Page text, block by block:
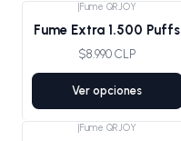
Fume QRJOY
Fume Extra 1.500 Puffs
$8.990 CLP
Ver opciones
|Fume QRJOY